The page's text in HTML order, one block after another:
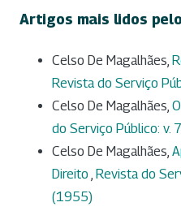
Artigos mais lidos
Celso De Magalhães,
Revista do Serviço
Celso De Magalhães,
do Serviço Público: v.
Celso De Magalhães,
Direito , Revista do
(1955)